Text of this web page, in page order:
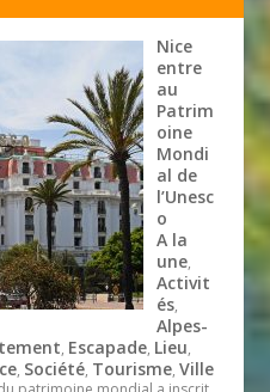
Nice
entre
au
Patrim
oine
Mondi
al de
l’Unesc
o
A la
une,
Activit
és,
Alpes-
, Escapade, Lieu,
, Société, Tourisme,Ville